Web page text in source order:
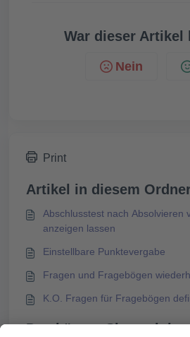
War dieser Artikel
Nein
Print
Artikel in diesem
Abschlusstest nach Absolvieren
anzeigen lassen
Einstellbare Punktevergabe
Fragen und Fragebögen
K.O. Fragen für Fragebögen
Das könnte Sie auch